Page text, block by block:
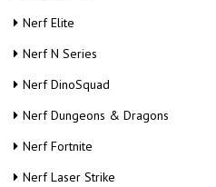
Nerf Elite
Nerf N Series
Nerf DinoSquad
Nerf Dungeons & Dragons
Nerf Fortnite
Nerf Laser Strike